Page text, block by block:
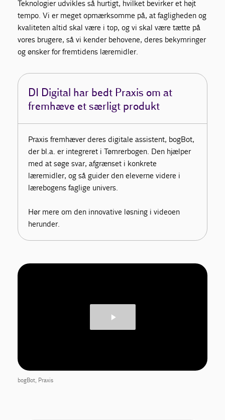
Teknologier udvikles så hurtigt, hvilket bevirker et højt
tempo. Vi er meget opmærksomme på, at fagligheden og
kvaliteten altid skal være i top, og vi skal være tætte på
vores brugere, så vi kender behovene, deres bekymringer
og ønsker for fremtidens læremidler.
DI Digital har bedt Praxis om at
fremhæve et særligt produkt
Praxis fremhæver deres digitale assistent, bogBot,
der bl.a. er integreret i Tømrerbogen. Den hjælper
med at søge svar, afgrænset i konkrete
læremidler, og så guider den eleverne videre i
lærebogens faglige univers.
Hør mere om den innovative løsning i videoen
herunder.
bogBot, Praxis